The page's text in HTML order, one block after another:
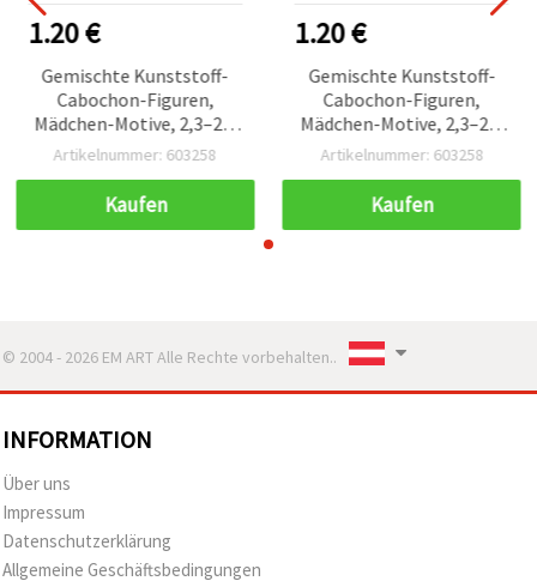
1.20 €
Gemischte Kunststoff-
Cabochon-Figuren,
Mädchen-Motive, 2,3–2,5
cm - 10 Stück
Artikelnummer: 603258
Kaufen
1.20 €
Gemischte Kunststoff-
Cabochon-Figuren,
Mädchen-Motive, 2,3–2,5
cm - 10 Stück
Artikelnummer: 603258
Kaufen
© 2004 - 2026 EM ART Alle Rechte vorbehalten..
INFORMATION
Über uns
Impressum
Datenschutzerklärung
Allgemeine Geschäftsbedingungen